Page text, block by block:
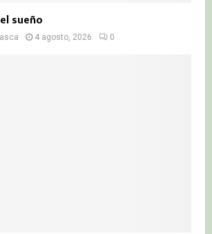
sueño
4 agosto, 2026 0